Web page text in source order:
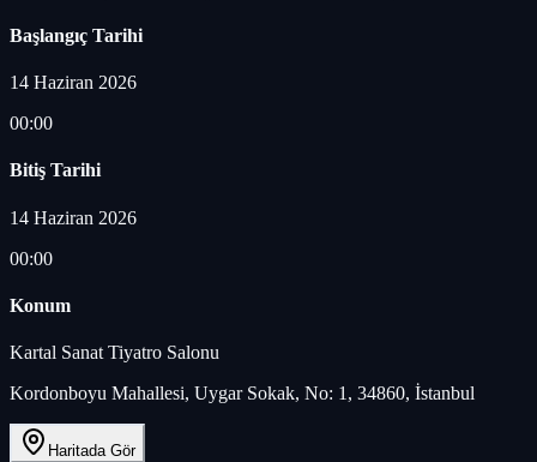
Başlangıç Tarihi
14 Haziran 2026
00:00
Bitiş Tarihi
14 Haziran 2026
00:00
Konum
Kartal Sanat Tiyatro Salonu
Kordonboyu Mahallesi, Uygar Sokak, No: 1, 34860, İstanbul
Haritada Gör